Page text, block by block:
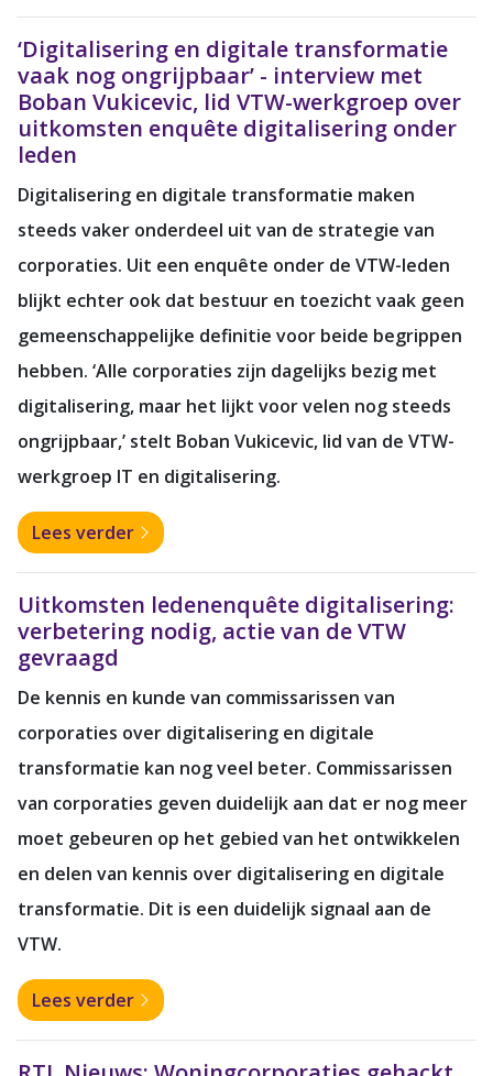
‘Digitalisering en digitale transformatie
vaak nog ongrijpbaar’ - interview met
Boban Vukicevic, lid VTW-werkgroep over
uitkomsten enquête digitalisering onder
leden
Digitalisering en digitale transformatie maken
steeds vaker onderdeel uit van de strategie van
corporaties. Uit een enquête onder de VTW-leden
blijkt echter ook dat bestuur en toezicht vaak geen
gemeenschappelijke definitie voor beide begrippen
hebben. ‘Alle corporaties zijn dagelijks bezig met
digitalisering, maar het lijkt voor velen nog steeds
ongrijpbaar,’ stelt Boban Vukicevic, lid van de VTW-
werkgroep IT en digitalisering.
Lees verder
Uitkomsten ledenenquête digitalisering:
verbetering nodig, actie van de VTW
gevraagd
De kennis en kunde van commissarissen van
corporaties over digitalisering en digitale
transformatie kan nog veel beter. Commissarissen
van corporaties geven duidelijk aan dat er nog meer
moet gebeuren op het gebied van het ontwikkelen
en delen van kennis over digitalisering en digitale
transformatie. Dit is een duidelijk signaal aan de
VTW.
Lees verder